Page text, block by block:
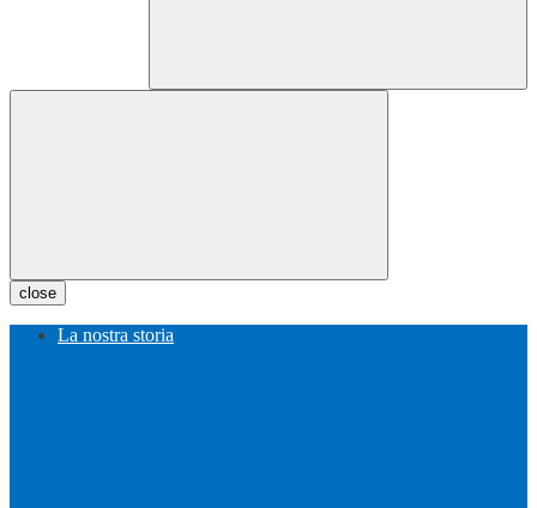
close
La nostra storia